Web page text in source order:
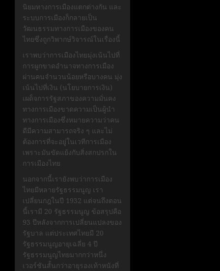
นิยมทางการเมืองแตกต่างกัน และ
ระบบการเมืองก็กลายเป็น
วัฒนธรรมทางการเมืองของคน
ไทยซึ่งถูกวิพากษ์วิจารณ์ในเรื่องนี้
เราพบว่าการเมืองไทยมุ่งเน้นไปที่
การผูกขาดอำนาจทางการเมือง
ผ่านคนจำนวนน้อยหรือบางคน มุ่ง
เน้นไปที่เงิน (นโยบายการเงิน)
เผด็จการรัฐสภาของความมั่นคง
ทางการเมืองขาดความเป็นผู้นำ
ทางการเมืองซึ่งหมายความว่าคน
ดีมีความสามารถจริง ๆ และไม่
ต้องการที่จะอยู่ในเวทีการเมือง
เพราะมันขัดแย้งกับสิ่งสกปรกใน
การเมืองไทย
นอกจากนี้เรายังพบว่าการเมือง
ไทยมีหลายรัฐธรรมนูญ เรา
เปลี่ยนกฎในปี 1932 แต่จนถึงตอน
นี้เรามี 20 รัฐธรรมนูญ ข้อสรุปคือ
93 ปีหลังจากการเปลี่ยนแปลงของ
รัฐบาล แต่ประเทศไทยมี 20
รัฐธรรมนูญอายุเฉลี่ย 4 ปี
รัฐธรรมนูญไทยมากกว่าหนึ่ง
เวอร์ชันสั้นกว่าอายุรองเท้าหนังที่